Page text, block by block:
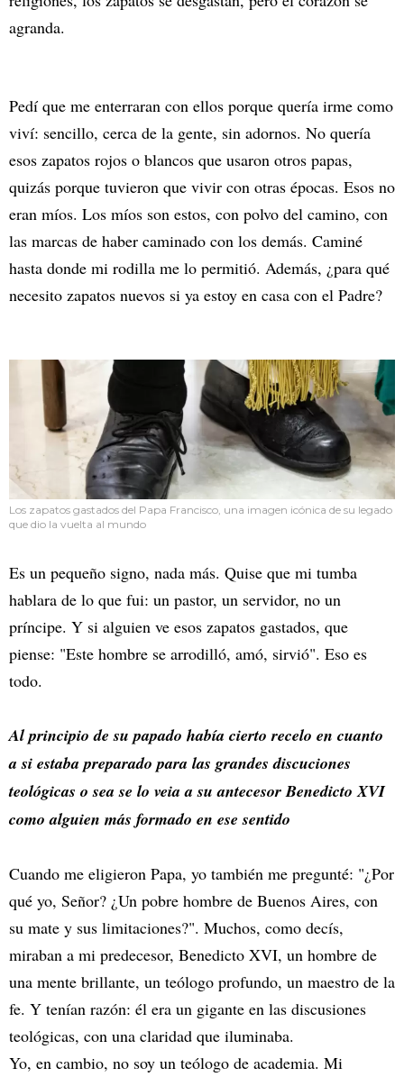
agranda.
Pedí que me enterraran con ellos porque quería irme como
viví: sencillo, cerca de la gente, sin adornos. No quería
esos zapatos rojos o blancos que usaron otros papas,
quizás porque tuvieron que vivir con otras épocas. Esos no
eran míos. Los míos son estos, con polvo del camino, con
las marcas de haber caminado con los demás. Caminé
hasta donde mi rodilla me lo permitió. Además, ¿para qué
necesito zapatos nuevos si ya estoy en casa con el Padre?
Los zapatos gastados del Papa Francisco, una imagen icónica de su legado
que dio la vuelta al mundo
Es un pequeño signo, nada más. Quise que mi tumba
hablara de lo que fui: un pastor, un servidor, no un
príncipe. Y si alguien ve esos zapatos gastados, que
piense: "Este hombre se arrodilló, amó, sirvió". Eso es
todo.
Al principio de su papado había cierto recelo en cuanto
a si estaba preparado para las grandes discuciones
teológicas o sea se lo veia a su antecesor Benedicto XVI
como alguien más formado en ese sentido
Cuando me eligieron Papa, yo también me pregunté: "¿Por
qué yo, Señor? ¿Un pobre hombre de Buenos Aires, con
su mate y sus limitaciones?". Muchos, como decís,
miraban a mi predecesor, Benedicto XVI, un hombre de
una mente brillante, un teólogo profundo, un maestro de la
fe. Y tenían razón: él era un gigante en las discusiones
teológicas, con una claridad que iluminaba.
Yo, en cambio, no soy un teólogo de academia. Mi